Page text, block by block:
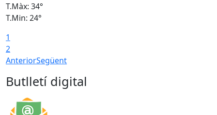
T.Màx: 34°
T.Min: 24°
1
2
AnteriorSegüent
Butlletí digital